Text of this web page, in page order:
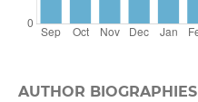
AUTHOR BIOGRAPHIES